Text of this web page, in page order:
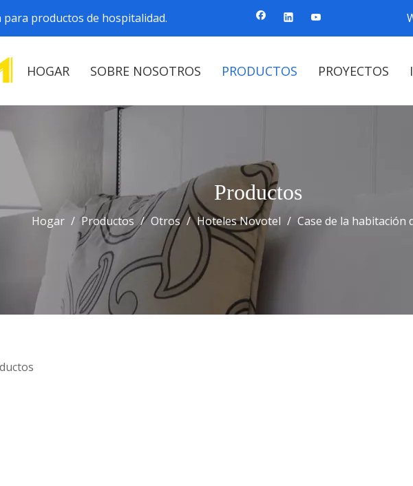
productos de hospitalidad.
HOGAR SOBRE NOSOTROS PRODUCTOS PROYECTOS
Productos
Hogar / Productos / Otros / Hoteles Novotel / Case de la habitación